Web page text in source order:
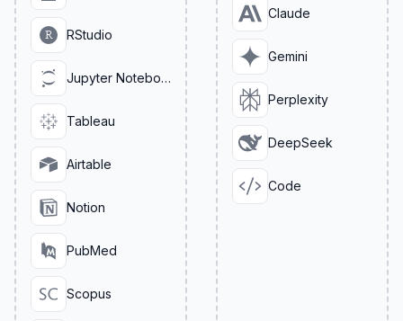
RStudio
Jupyter Notebook
Tableau
Airtable
Notion
PubMed
Scopus
Claude
Gemini
Perplexity
DeepSeek
Code